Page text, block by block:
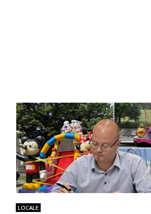
LOCALE